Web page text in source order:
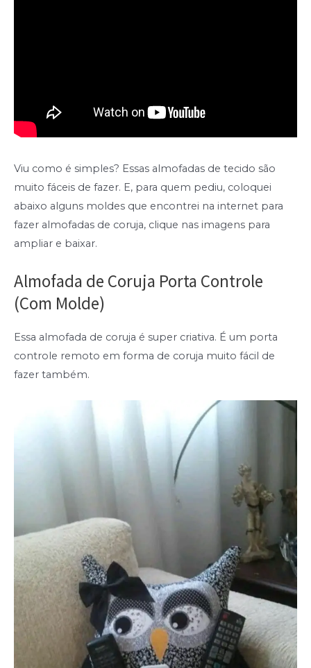
Viu como é simples? Essas almofadas de tecido são
muito fáceis de fazer. E, para quem pediu, coloquei
abaixo alguns moldes que encontrei na internet para
fazer almofadas de coruja, clique nas imagens para
ampliar e baixar.
Almofada de Coruja Porta Controle
(Com Molde)
Essa almofada de coruja é super criativa. É um porta
controle remoto em forma de coruja muito fácil de
fazer também.